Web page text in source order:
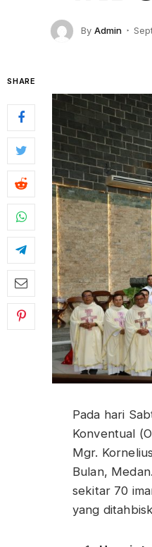
By Admin
SHARE
Pada hari
Konventual
Mgr.
Bulan,
sekitar 70
yang